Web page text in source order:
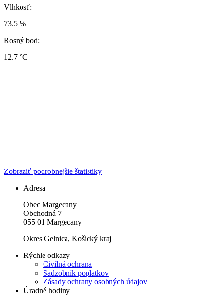
Vlhkosť:
73.5 %
Rosný bod:
12.7 °C
Zobraziť podrobnejšie štatistiky
Adresa
Obec Margecany
Obchodná 7
055 01 Margecany
Okres Gelnica, Košický kraj
Rýchle odkazy
Civilná ochrana
Sadzobník poplatkov
Zásady ochrany osobných údajov
Úradné hodiny